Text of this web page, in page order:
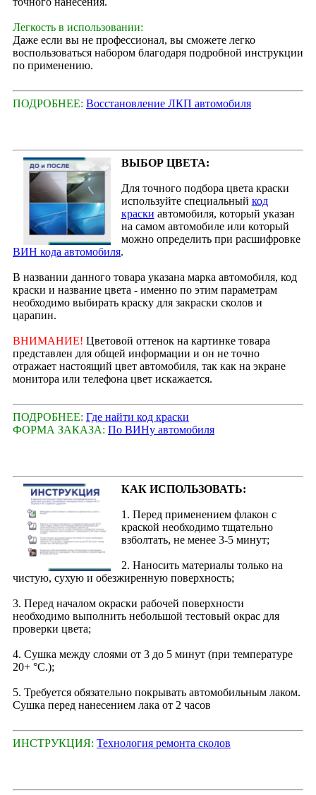
Легкость в использовании:
Даже если вы не профессионал, вы сможете легко
воспользоваться набором благодаря подробной инструкции
по применению.
ПОДРОБНЕЕ: Восстановление ЛКП автомобиля
ВЫБОР ЦВЕТА:
Для точного подбора цвета краски
используйте специальный код
краски автомобиля, который указан
на самом автомобиле или который
можно определить при расшифровке
ВИН кода автомобиля.
В названии данного товара указана марка автомобиля, код
краски и название цвета - именно по этим параметрам
необходимо выбирать краску для закраски сколов и
царапин.
ВНИМАНИЕ! Цветовой оттенок на картинке товара
представлен для общей информации и он не точно
отражает настоящий цвет автомобиля, так как на экране
монитора или телефона цвет искажается.
ПОДРОБНЕЕ: Где найти код краски
ФОРМА ЗАКАЗА: По ВИНу автомобиля
КАК ИСПОЛЬЗОВАТЬ:
1. Перед применением флакон с
краской необходимо тщательно
взболтать, не менее 3-5 минут;
2. Наносить материалы только на
чистую, сухую и обезжиренную поверхность;
3. Перед началом окраски рабочей поверхности
необходимо выполнить небольшой тестовый окрас для
проверки цвета;
4. Сушка между слоями от 3 до 5 минут (при температуре
20+ °С.);
5. Требуется обязательно покрывать автомобильным лаком.
Сушка перед нанесением лака от 2 часов
ИНСТРУКЦИЯ: Технология ремонта сколов